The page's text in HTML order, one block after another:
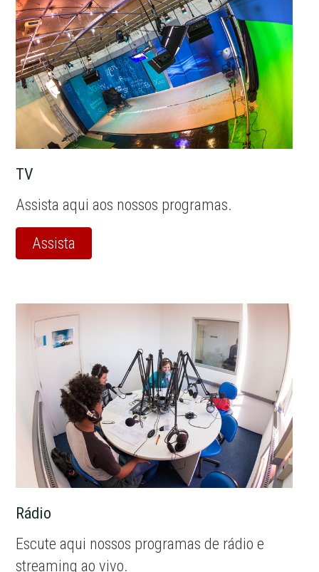
TV
Assista aqui aos nossos programas.
Assista
Rádio
Escute aqui nossos programas de rádio e
streaming ao vivo.